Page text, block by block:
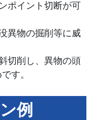
ポイント切断が可
異物の掘削等に威
切削し、異物の頭
す。
例